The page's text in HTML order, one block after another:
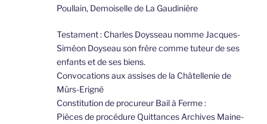
Poullain, Demoiselle de La Gaudinière
Testament : Charles Doysseau nomme Jacques-
Siméon Doyseau son frère comme tuteur de ses
enfants et de ses biens.
Convocations aux assises de la Châtellenie de
Mûrs-Erigné
Constitution de procureur Bail à Ferme :
Pièces de procédure Quittances Archives Maine-